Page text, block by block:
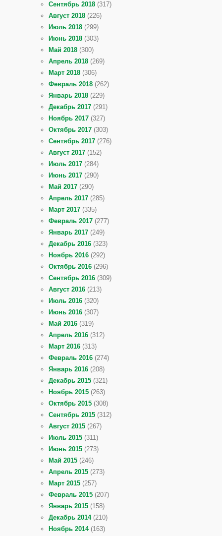
Сентябрь 2018 (317)
Август 2018 (226)
Июль 2018 (299)
Июнь 2018 (303)
Май 2018 (300)
Апрель 2018 (269)
Март 2018 (306)
Февраль 2018 (262)
Январь 2018 (229)
Декабрь 2017 (291)
Ноябрь 2017 (327)
Октябрь 2017 (303)
Сентябрь 2017 (276)
Август 2017 (152)
Июль 2017 (284)
Июнь 2017 (290)
Май 2017 (290)
Апрель 2017 (285)
Март 2017 (335)
Февраль 2017 (277)
Январь 2017 (249)
Декабрь 2016 (323)
Ноябрь 2016 (292)
Октябрь 2016 (296)
Сентябрь 2016 (309)
Август 2016 (213)
Июль 2016 (320)
Июнь 2016 (307)
Май 2016 (319)
Апрель 2016 (312)
Март 2016 (313)
Февраль 2016 (274)
Январь 2016 (208)
Декабрь 2015 (321)
Ноябрь 2015 (263)
Октябрь 2015 (308)
Сентябрь 2015 (312)
Август 2015 (267)
Июль 2015 (311)
Июнь 2015 (273)
Май 2015 (246)
Апрель 2015 (273)
Март 2015 (257)
Февраль 2015 (207)
Январь 2015 (158)
Декабрь 2014(210)
Ноябрь 2014(163)